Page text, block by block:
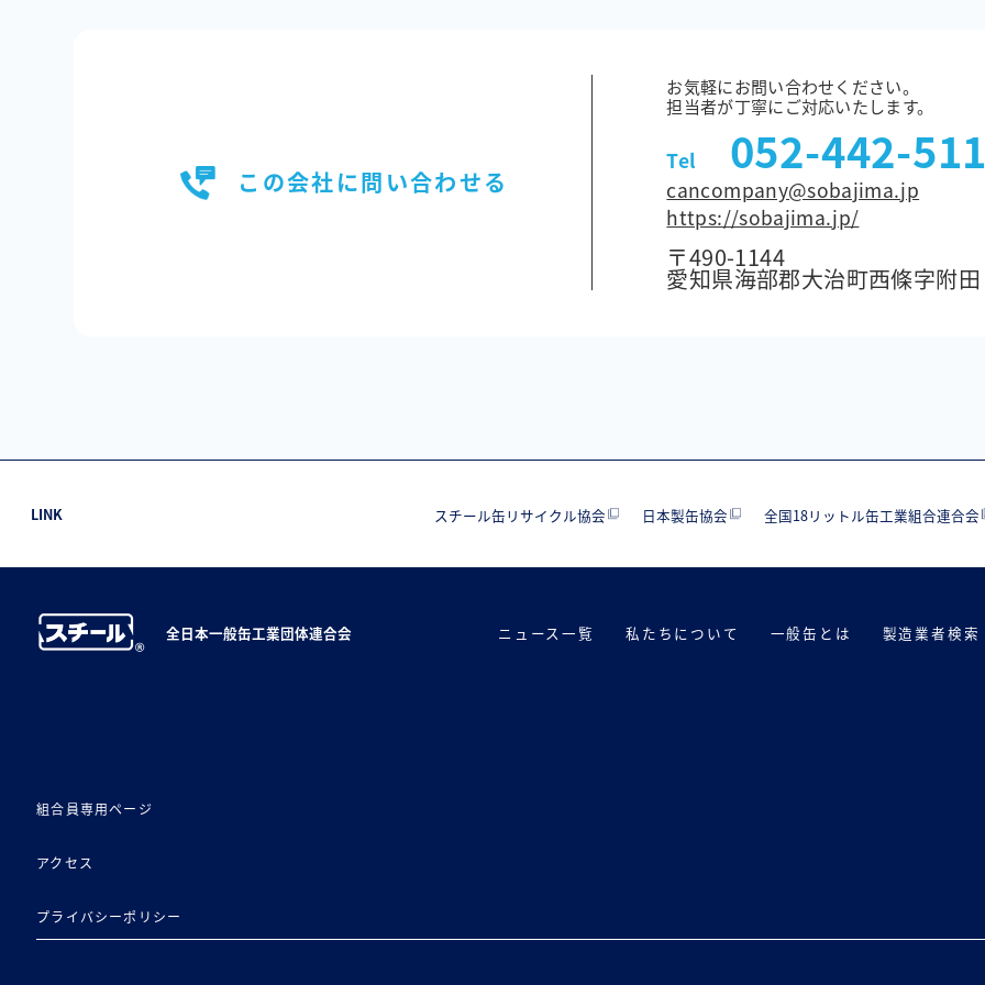
この会社に問い合わせる
お気軽にお問い合わせください。
担当者が丁寧にご対応いたします。
Tel 052-442-
cancompany@sobajima.jp
https://sobajima.jp/
〒490-1144
愛知県海部郡大治町西條字附田
LINK スチール缶リサイクル協会 日本製缶協会 全国18リットル缶工業組合連合会
全日本一般缶工業団体連合会 ニュース一覧 私たちについて 一般缶とは 製造業者検索
組合員専用ページ
アクセス
プライバシーポリシー